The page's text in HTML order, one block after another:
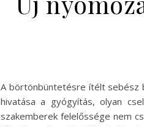
A börtönbüntetésre ítélt sebész
hivatása a gyógyítás, olyan
szakemberek felelőssége nem